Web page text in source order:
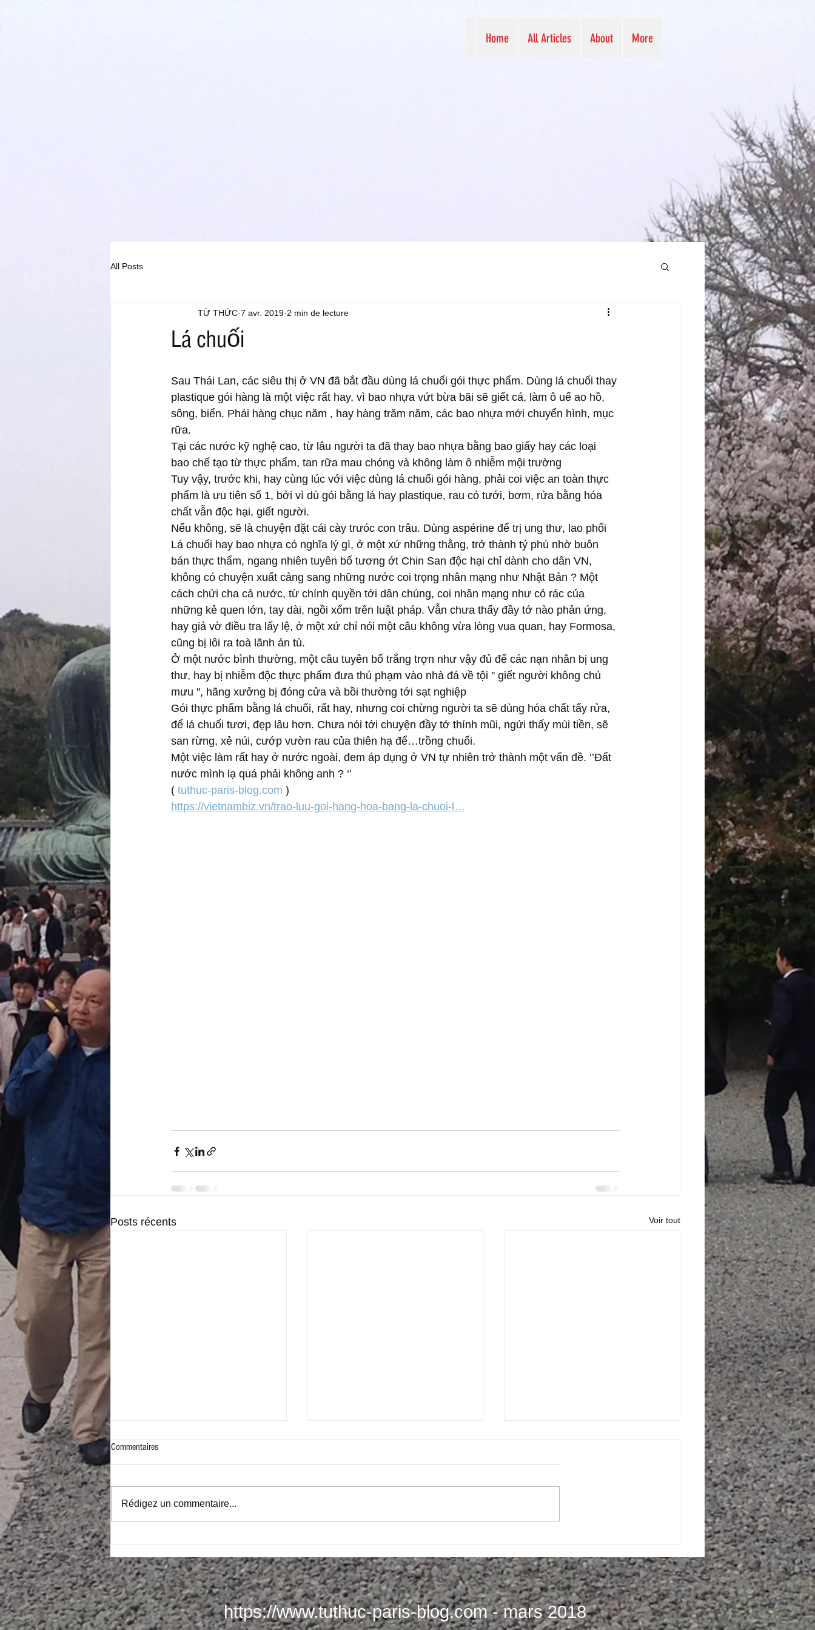
Home All Articles About More
All Posts
Lá chuối
TỪ THỨC 7 avr. 2019 2 min de lecture
Sau Thái Lan, các siêu thị ở VN đã bắt đầu dùng lá chuối gói thực phẩm. Dùng lá chuối thay
plastique gói hàng là một việc rất hay, vì bao nhựa vứt bừa bãi sẽ giết cá, làm ô uế ao hồ,
sông, biển. Phải hàng chục năm , hay hàng trăm năm, các bao nhựa mới chuyển hình, mục
rữa.
Tại các nước kỹ nghệ cao, từ lâu người ta đã thay bao nhựa bằng bao giấy hay các loại
bao chế tạo từ thực phẩm, tan rữa mau chóng và không làm ô nhiễm mội trường
Tuy vậy, trước khi, hay cùng lúc với việc dùng lá chuối gói hàng, phải coi việc an toàn thực
phẩm là ưu tiên số 1, bởi vì dù gói bằng lá hay plastique, rau cỏ tưới, bơm, rửa bằng hóa
chất vẫn độc hại, giết người.
Nếu không, sẽ là chuyện đặt cái cày trưóc con trâu. Dùng aspérine để trị ung thư, lao phổi
Lá chuối hay bao nhựa có nghĩa lý gì, ở một xứ những thằng, trở thành tỷ phú nhờ buôn
bán thực thẩm, ngang nhiên tuyên bố tương ớt Chin San độc hại chỉ dành cho dân VN,
không có chuyện xuất cảng sang những nước coi trọng nhân mạng như Nhật Bản ? Một
cách chửi cha cả nước, từ chính quyền tới dân chúng, coi nhân mạng như cỏ rác của
những kẻ quen lớn, tay dài, ngồi xổm trên luật pháp. Vẫn chưa thấy đầy tớ nào phản ứng,
hay giả vờ điều tra lấy lệ, ở một xứ chỉ nói một câu không vừa lòng vua quan, hay Formosa,
cũng bị lôi ra toà lãnh án tù.
Ở một nước bình thường, một câu tuyên bố trắng trợn như vậy đủ để các nạn nhân bị ung
thư, hay bị nhiễm độc thực phẩm đưa thủ phạm vào nhà đá về tội '' giết người không chủ
mưu '', hãng xưởng bị đóng cửa và bồi thường tới sạt nghiệp
Gói thực phẩm bằng lá chuối, rất hay, nhưng coi chừng người ta sẽ dùng hóa chất tẩy rửa,
để lá chuối tươi, đẹp lâu hơn. Chưa nói tới chuyện đầy tớ thính mũi, ngửi thấy mùi tiền, sẽ
san rừng, xẻ núi, cướp vườn rau của thiên hạ để…trồng chuối.
Một việc làm rất hay ở nước ngoài, đem áp dụng ở VN tự nhiên trở thành một vấn đề. ‘’Đất
nước mình lạ quá phải không anh ? ‘’
( tuthuc-paris-blog.com )
https://vietnambiz.vn/trao-luu-goi-hang-hoa-bang-la-chuoi-l…
Posts récents Voir tout
nói về thảm kịch của dân tộc
Commentaires
Rédigez un commentaire...
https://www.tuthuc-paris-blog.com- mars 2018